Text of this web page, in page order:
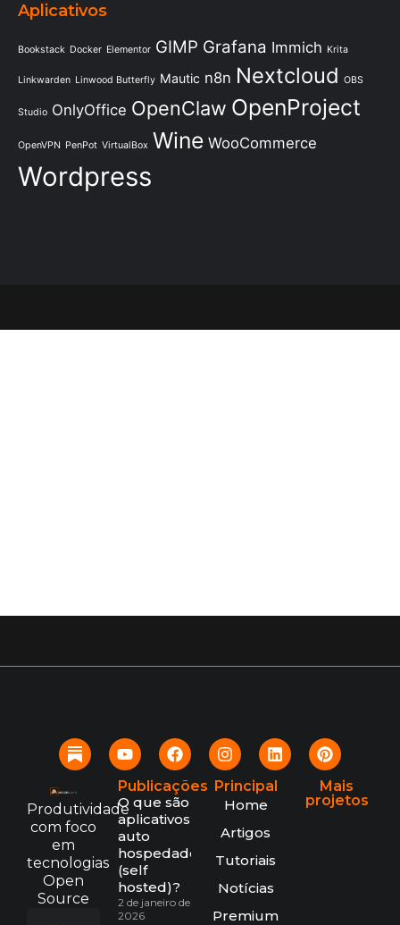
Aplicativos
Bookstack Docker Elementor GIMP Grafana Immich Krita
Linkwarden Linwood Butterfly Mautic n8n Nextcloud OBS
Studio OnlyOffice OpenClaw OpenProject
OpenVPN PenPot VirtualBox Wine WooCommerce
Wordpress
Produtividade
com foco
em
tecnologias
Open
Source
Publicações
O que são
aplicativos
auto
hospedados
(self
hosted)?
2 de janeiro de
2026
Principal
Home
Artigos
Tutoriais
Notícias
Premium
Mais
projetos